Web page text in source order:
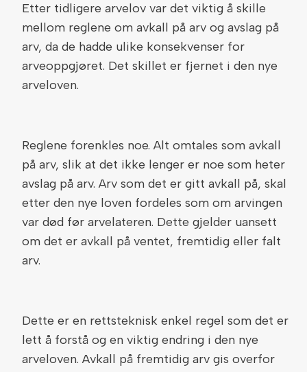
Etter tidligere arvelov var det viktig å skille
mellom reglene om avkall på arv og avslag på
arv, da de hadde ulike konsekvenser for
arveoppgjøret. Det skillet er fjernet i den nye
arveloven.
Reglene forenkles noe. Alt omtales som avkall
på arv, slik at det ikke lenger er noe som heter
avslag på arv. Arv som det er gitt avkall på, skal
etter den nye loven fordeles som om arvingen
var død før arvelateren. Dette gjelder uansett
om det er avkall på ventet, fremtidig eller falt
arv.
Dette er en rettsteknisk enkel regel som det er
lett å forstå og en viktig endring i den nye
arveloven. Avkall på fremtidig arv gis overfor